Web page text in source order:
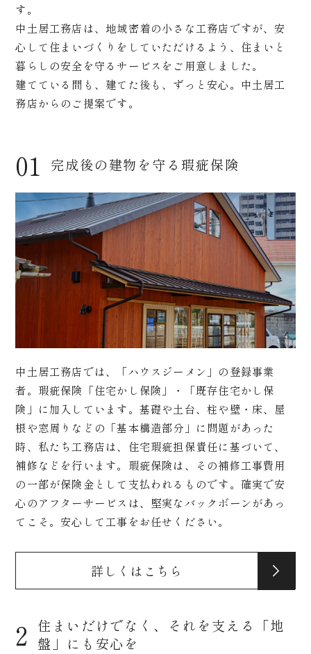
す。
中土居工務店は、地域密着の小さな工務店ですが、安
心して住まいづくりをしていただけるよう、住まいと
暮らしの安全を守るサービスをご用意しました。
建てている間も、建てた後も、ずっと安心。中土居工
務店からのご提案です。
01 完成後の建物を守る瑕疵保険
中土居工務店では、「ハウスジーメン」の登録事業
者。瑕疵保険「住宅かし保険」・「既存住宅かし保
険」に加入しています。基礎や土台、柱や壁・床、屋
根や窓周りなどの「基本構造部分」に問題があった
時、私たち工務店は、住宅瑕疵担保責任に基づいて、
補修などを行います。瑕疵保険は、その補修工事費用
の一部が保険金として支払われるものです。確実で安
心のアフターサービスは、堅実なバックボーンがあっ
てこそ。安心して工事をお任せください。
詳しくはこちら
2 住まいだけでなく、それを支える「地
盤」にも安心を